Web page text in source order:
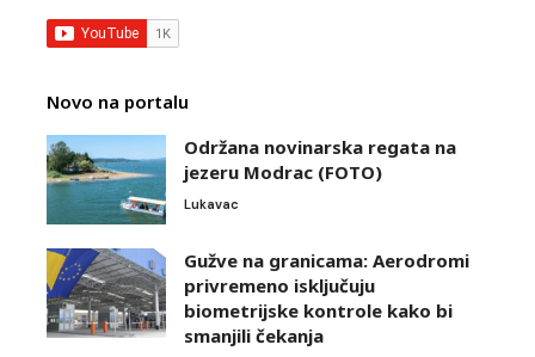
Novo na portalu
Održana novinarska regata na
jezeru Modrac (FOTO)
Lukavac
Gužve na granicama: Aerodromi
privremeno isključuju
biometrijske kontrole kako bi
smanjili čekanja